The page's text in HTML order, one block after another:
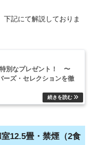
下記にて解説しておりま
別なプレゼント！ 〜
ーズ・セレクションを徹
12.5畳・禁煙（2食